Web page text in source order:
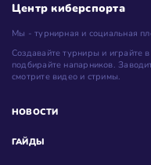
Центр киберспорта
Мы - турнирная и социальная
Создавайте турниры и играйте
подбирайте напарников.
смотрите видео и стримы.
НОВОСТИ
ГАЙДЫ